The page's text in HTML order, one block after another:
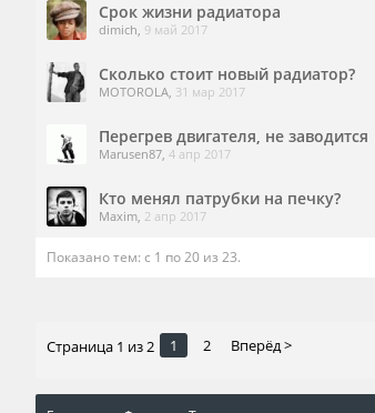
Срок жизни радиатора
dimich, 9 май 2017
Сколько стоит новый радиатор?
MOTOROLA, 31 мар 2017
Перегрев двигателя, не заводится
Marusen87, 4 апр 2017
Кто менял патрубки на печку?
Maxim, 2 апр 2017
Показано тем: с 1 по 20 из 23.
Страница 1 из 2 1 2 Вперёд >